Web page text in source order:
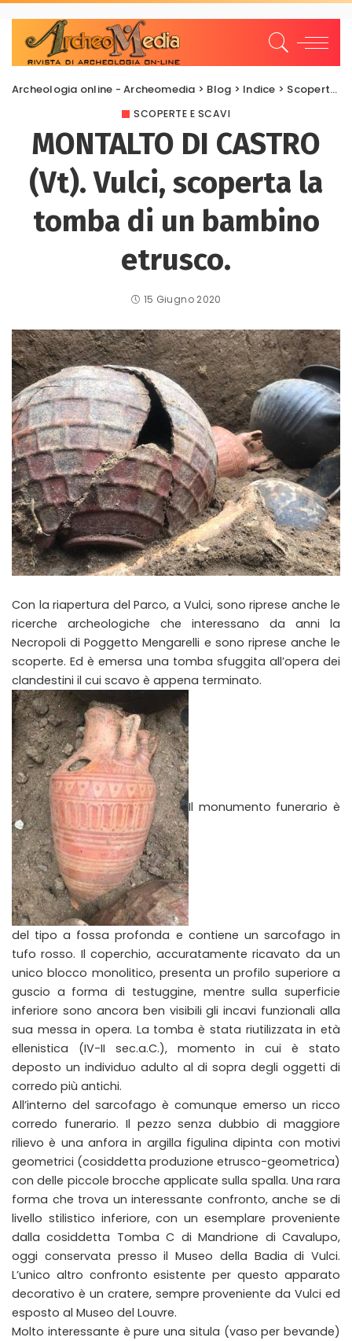
Archeologia online - Archeomedia > Blog > Indice > Scoperte e scavi
SCOPERTE E SCAVI
MONTALTO DI CASTRO
(Vt). Vulci, scoperta la
tomba di un bambino
etrusco.
15 Giugno 2020
Con la riapertura del Parco, a Vulci, sono riprese anche le
ricerche archeologiche che interessano da anni la
Necropoli di Poggetto Mengarelli e sono riprese anche le
scoperte. Ed è emersa una tomba sfuggita all’opera dei
clandestini il cui scavo è appena terminato.
Il monumento funerario è
del tipo a fossa profonda e contiene un sarcofago in
tufo rosso. Il coperchio, accuratamente ricavato da un
unico blocco monolitico, presenta un profilo superiore a
guscio a forma di testuggine, mentre sulla superficie
inferiore sono ancora ben visibili gli incavi funzionali alla
sua messa in opera. La tomba è stata riutilizzata in età
ellenistica (IV-II sec.a.C.), momento in cui è stato
deposto un individuo adulto al di sopra degli oggetti di
corredo più antichi.
All’interno del sarcofago è comunque emerso un ricco
corredo funerario. Il pezzo senza dubbio di maggiore
rilievo è una anfora in argilla figulina dipinta con motivi
geometrici (cosiddetta produzione etrusco-geometrica)
con delle piccole brocche applicate sulla spalla. Una rara
forma che trova un interessante confronto, anche se di
livello stilistico inferiore, con un esemplare proveniente
dalla cosiddetta Tomba C di Mandrione di Cavalupo,
oggi conservata presso il Museo della Badia di Vulci.
L’unico altro confronto esistente per questo apparato
decorativo è un cratere, sempre proveniente da Vulci ed
esposto al Museo del Louvre.
Molto interessante è pure una situla (vaso per bevande)